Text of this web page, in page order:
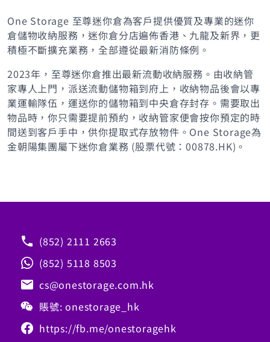
One Storage 至尊迷你倉為客戶提供優質及專業的迷你
倉儲物收納服務，迷你倉分店遍佈香港、九龍及新界，更
積極不斷擴充業務，全部遵從最新消防條例。
2023年，至尊迷你倉推出最新流動收納服務。由收納管
家專人上門，派送流動儲物箱到府上，收納物品後會以專
業運輸隊伍，運送你的儲物箱到中央倉存封存。需要取出
物品時，你只需要提前預約，收納管家便會按你預定的時
間送到客戶手中，供你提取式存放物件。One Storage為
金朝陽集團屬下迷你倉業務 (股票代號：00878.HK)。
(852) 2111 2663
(852) 5118 8503
cs@onestorage.com.hk
賬號: onestorage_hk
https://fb.me/onestoragehk